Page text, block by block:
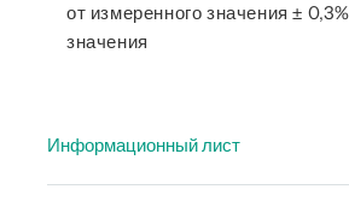
от измеренного значения ±
значения
Информационный лист